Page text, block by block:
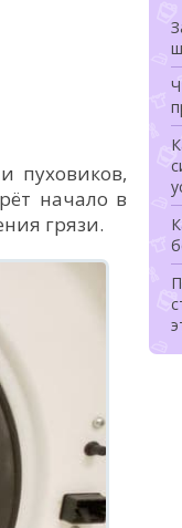
пуховиков,
начало в
грязи.